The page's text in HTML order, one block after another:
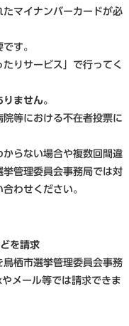
マイナンバーカードが必
す。
りサービス」で行ってく
ません。
等における不在者投票に
らない場合や複数回間違
管理委員会事務局では対
わせください。
を請求
栖市選挙管理委員会事務
メール等では請求できま